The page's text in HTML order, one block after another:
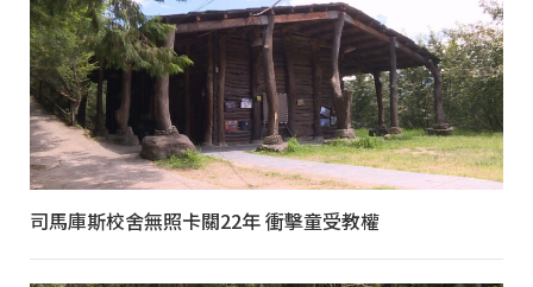
司馬庫斯校舍無照卡關22年 衝擊童受教權